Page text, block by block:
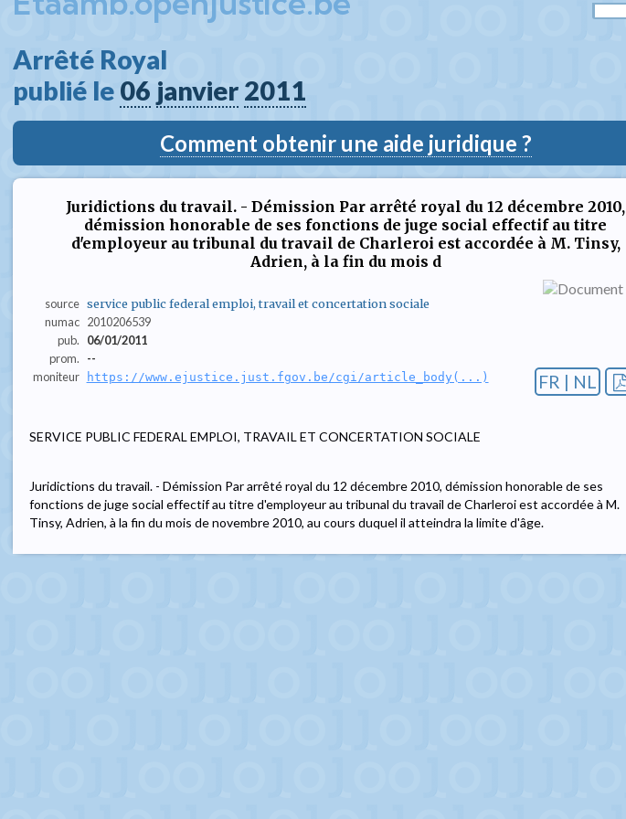
Arrêté Royal
publié le 06 janvier 2011
Comment obtenir une aide juridique ?
Juridictions du travail. - Démission Par arrêté royal du 12 décembre 2010,
démission honorable de ses fonctions de juge social effectif au titre
d'employeur au tribunal du travail de Charleroi est accordée à M. Tinsy,
Adrien, à la fin du mois d
source service public federal emploi, travail et concertation sociale
numac 2010206539
pub.
06/01/2011
prom.
--
moniteur
https://www.ejustice.just.fgov.be/cgi/article_body(...) FR | NL
SERVICE PUBLIC FEDERAL EMPLOI, TRAVAIL ET CONCERTATION SOCIALE
Juridictions du travail. - Démission Par arrêté royal du 12 décembre 2010, démission honorable de ses
fonctions de juge social effectif au titre d'employeur au tribunal du travail de Charleroi est accordée à M.
Tinsy, Adrien, à la fin du mois de novembre 2010, au cours duquel il atteindra la limite d'âge.